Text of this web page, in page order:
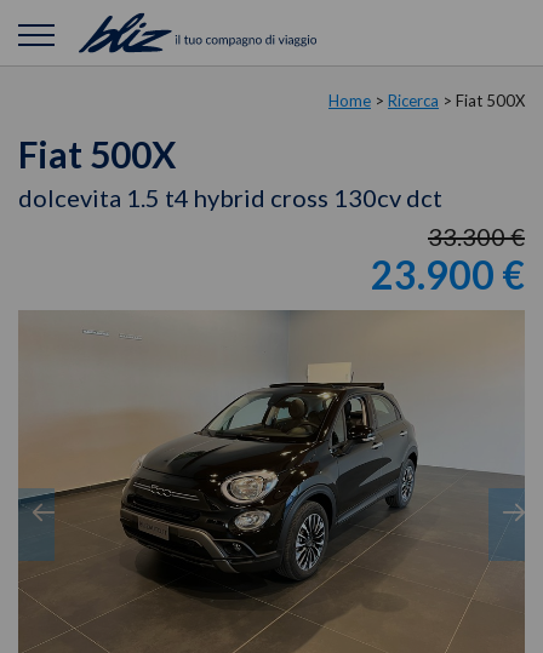
Home > Ricerca > Fiat 500X
Fiat 500X
dolcevita 1.5 t4 hybrid cross 130cv dct
33.300 €
23.900 €